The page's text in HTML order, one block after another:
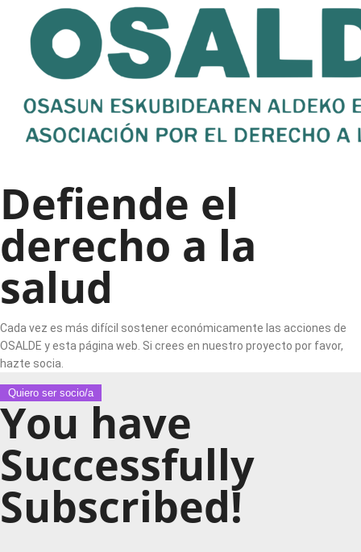
Defiende el
derecho a la
salud
Cada vez es más difícil sostener económicamente las acciones de
OSALDE y esta página web. Si crees en nuestro proyecto por favor,
hazte socia.
Quiero ser socio/a
You have
Successfully
Subscribed!